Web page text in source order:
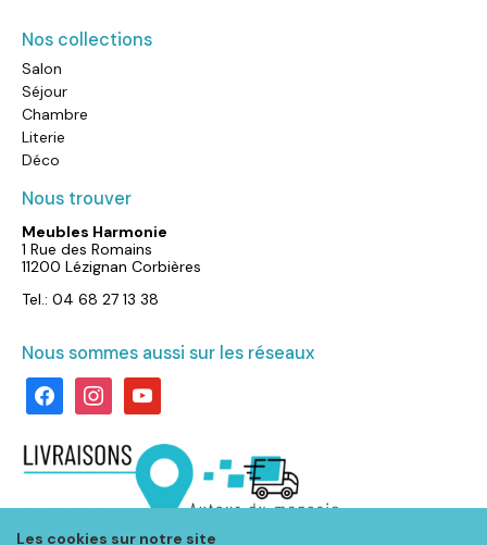
Les cookies sur notre site
Nos collections
Salon
Séjour
Chambre
Literie
Déco
Nous trouver
Meubles Harmonie
1 Rue des Romains
11200 Lézignan Corbières
Tel.: 04 68 27 13 38
Nous sommes aussi sur les réseaux
facebookinstagramyoutube